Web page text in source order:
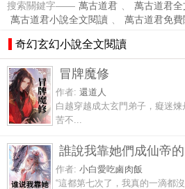
搜索關鍵字—— 萬古道君 、 萬古道君全
萬古道君小說全文閱讀 、 萬古道君免費
奇幻玄幻小說全文閱讀
冒牌魔修
作者: 還道人
白越穿越成太玄門弟子，癡迷
苦不...
誰說我靠她們成仙帝的
作者: 小白愛吃鹵肉飯
“這都第七次了，我真的一滴都